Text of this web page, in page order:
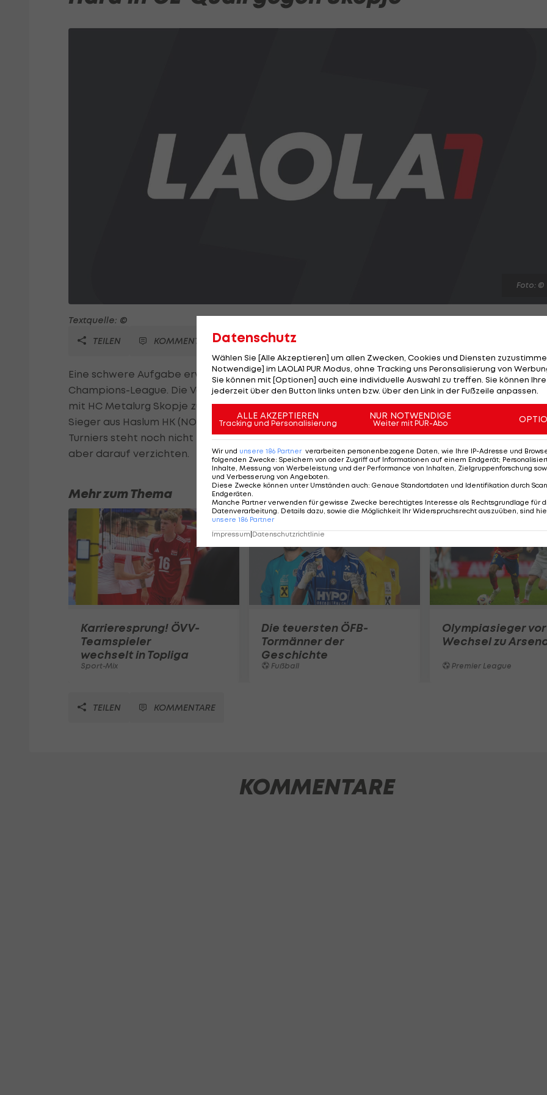
Foto: ©
Textquelle: ©
TEILEN
KOMMENTARE
Eine schwere Aufgabe erwartet HLA-Meister HC Hard in der Qualifikation für die Handball-
Champions-League. Die Vorarlberger bekommen es zum Auftakt der Gruppe 2 am 8. September
mit HC Metalurg Skopje zu tun. Der Sieger spielt das Finale des Qualifikations-Turniers gegen
Sieger aus Haslum HK (NOR) gegen Dinamo Poltawa (UKR). Der Standort des Qualifikations-
Turniers steht noch nicht fest, Haslum hat per Los das Turnier zugesprochen bekommen, kann
aber darauf verzichten.
Mehr zum Thema
Karrieresprung! ÖVV-
Teamspieler
wechselt in Topliga
Sport-Mix
Die teuersten ÖFB-
Tormänner der
Geschichte
Fußball
Olympiasieger vor
Wechsel zu
Premier League
TEILEN KOMMENTARE
KOMMENTARE
Datenschutz
Wählen Sie [Alle Akzeptieren] um allen Zwecken, Cookies und Diensten
Notwendige] im LAOLA1 PUR Modus, ohne Tracking uns Peronsalisierung von
Sie können mit [Optionen] auch eine individuelle Auswahl zu treffen. Sie können
jederzeit über den Button links unten bzw. über den Link in der Fußzeile anpassen.
ALLE AKZEPTIEREN
Tracking und Personalisierung
NUR NOTWENDIGE
Weiter mit PUR-Abo
Wir und unsere 186 Partner verarbeiten personenbezogene Daten, wie Ihre IP-Adresse und
folgenden Zwecke: Speichern von oder Zugriff auf Informationen auf einem Endgerät;
Inhalte, Messung von Werbeleistung und der Performance von Inhalten, Zielgruppenforschung
und Verbesserung von Angeboten
Diese Zwecke können unter Umständen auch: Genaue Standortdaten und Identifikation durch
Endgeräten
Manche Partner verwenden für gewisse Zwecke berechtigtes Interesse als Rechtsgrundlage für
Datenverarbeitung. Details dazu, sowie die Möglichkeit Ihr Widerspruchsrecht auszuüben, sind
unsere 186 Partner
Impressum|Datenschutzrichtlinie